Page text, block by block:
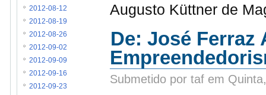
Augusto Küttner de
De: José Ferraz
Submetido por taf em
2012-08-12
2012-08-19
2012-08-26
2012-09-02
2012-09-09
2012-09-16
2012-09-23